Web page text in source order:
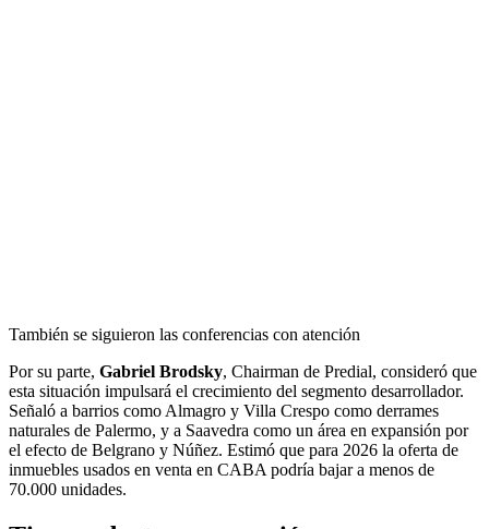
También se siguieron las conferencias con atención
Por su parte, Gabriel Brodsky, Chairman de Predial, consideró que
esta situación impulsará el crecimiento del segmento desarrollador.
Señaló a barrios como Almagro y Villa Crespo como derrames
naturales de Palermo, y a Saavedra como un área en expansión por
el efecto de Belgrano y Núñez. Estimó que para 2026 la oferta de
inmuebles usados en venta en CABA podría bajar a menos de
70.000 unidades.